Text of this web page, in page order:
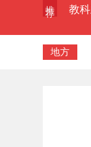
教
地方